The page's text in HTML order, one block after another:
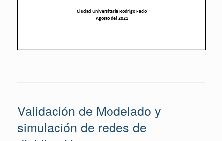
Validación de Modelado y
simulación de redes de